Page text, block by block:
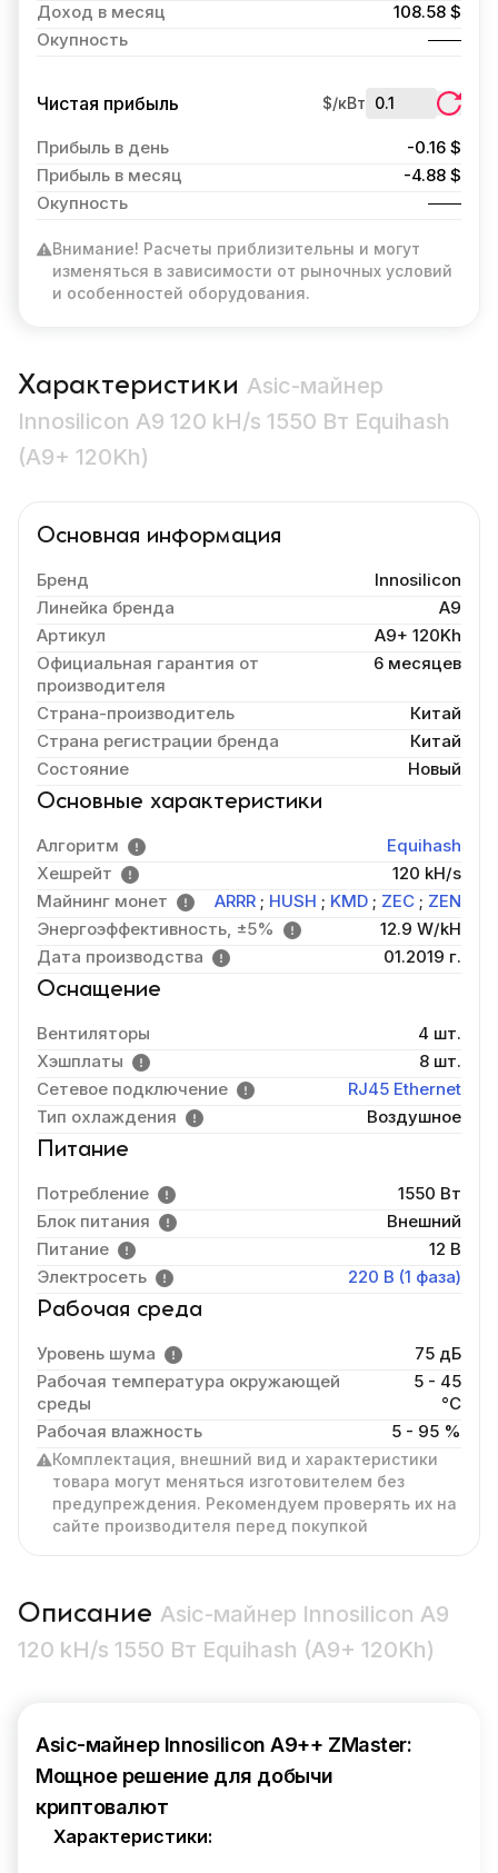
Доход в месяц
108.58 $
Окупность
Чистая прибыль $/кВт
Прибыль в день
-0.16 $
Прибыль в месяц
-4.88 $
Окупность
Внимание! Расчеты приблизительны и могут
изменяться в зависимости от рыночных условий
и особенностей оборудования.
Характеристики Asic-майнер
Innosilicon A9 120 kH/s 1550 Вт Equihash
(A9+ 120Kh)
Основная информация
Бренд
Innosilicon
Линейка бренда
A9
Артикул
A9+ 120Kh
Официальная гарантия от
производителя
6 месяцев
Страна-производитель
Китай
Страна регистрации бренда
Китай
Состояние
Новый
Основные характеристики
Алгоритм
Equihash
Хешрейт
120 kH/s
Майнинг монет
ARRR ; HUSH ; KMD ; ZEC ; ZEN
Энергоэффективность, ±5%
12.9 W/kH
Дата производства
01.2019 г.
Оснащение
Вентиляторы
4 шт.
Хэшплаты
8 шт.
Сетевое подключение
RJ45 Ethernet
Тип охлаждения
Воздушное
Питание
Потребление
1550 Вт
Блок питания
Внешний
Питание
12 В
Электросеть
220 В (1 фаза)
Рабочая среда
Уровень шума
75 дБ
Рабочая температура окружающей
среды
5 - 45
°C
Рабочая влажность
5 - 95 %
Комплектация, внешний вид и характеристики
товара могут меняться изготовителем без
предупреждения. Рекомендуем проверять их на
сайте производителя перед покупкой
Описание Asic-майнер Innosilicon A9
120 kH/s 1550 Вт Equihash (A9+ 120Kh)
Asic-майнер Innosilicon A9++ ZMaster:
Мощное решение для добычи
криптовалют
Характеристики: